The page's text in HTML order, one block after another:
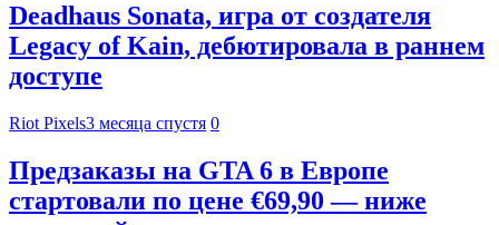
Deadhaus Sonata, игра от создателя
Legacy of Kain, дебютировала в раннем
доступе
Riot Pixels3 месяца спустя 0
Предзаказы на GTA 6 в Европе
стартовали по цене €69,90 — ниже